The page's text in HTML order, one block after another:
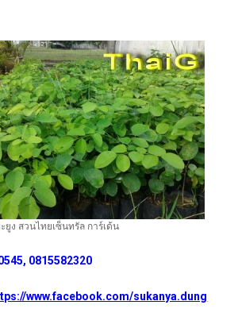
ยูง สวนไทยเซ็นทรัล การ์เด้น
0815582320
www.facebook.com/sukanya.dung